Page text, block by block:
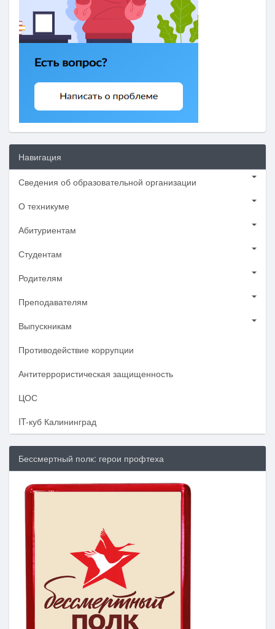
Навигация
Сведения об образовательной организации
О техникуме
Абитуриентам
Студентам
Родителям
Преподавателям
Выпускникам
Противодействие коррупции
Антитеррористическая защищенность
ЦОС
IT-куб Калининград
Бессмертный полк: герои профтеха